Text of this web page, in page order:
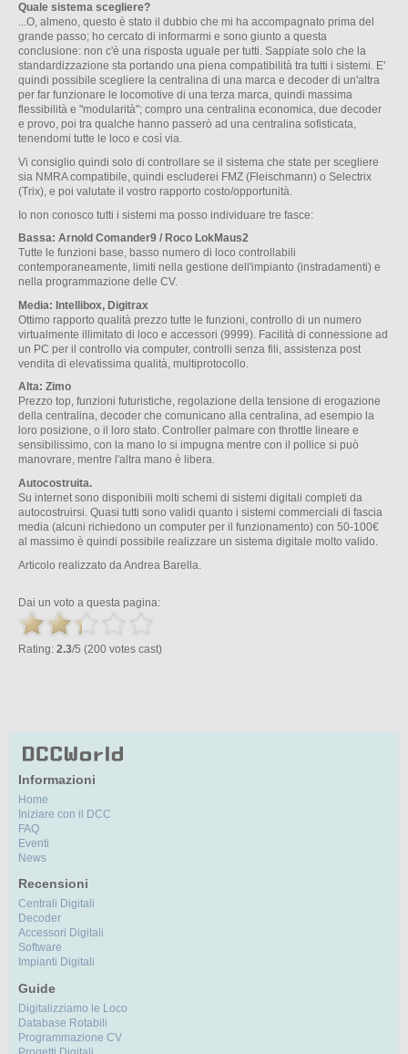
Quale sistema scegliere?
...O, almeno, questo è stato il dubbio che mi ha accompagnato prima del
grande passo; ho cercato di informarmi e sono giunto a questa
conclusione: non c'è una risposta uguale per tutti. Sappiate solo che la
standardizzazione sta portando una piena compatibilità tra tutti i sistemi. E'
quindi possibile scegliere la centralina di una marca e decoder di un'altra
per far funzionare le locomotive di una terza marca, quindi massima
flessibilità e "modularità"; compro una centralina economica, due decoder
e provo, poi tra qualche hanno passerò ad una centralina sofisticata,
tenendomi tutte le loco e così via.
Vi consiglio quindi solo di controllare se il sistema che state per scegliere
sia NMRA compatibile, quindi escluderei FMZ (Fleischmann) o Selectrix
(Trix), e poi valutate il vostro rapporto costo/opportunità.
Io non conosco tutti i sistemi ma posso individuare tre fasce:
Bassa: Arnold Comander9 / Roco LokMaus2
Tutte le funzioni base, basso numero di loco controllabili
contemporaneamente, limiti nella gestione dell'impianto (instradamenti) e
nella programmazione delle CV.
Media: Intellibox, Digitrax
Ottimo rapporto qualità prezzo tutte le funzioni, controllo di un numero
virtualmente illimitato di loco e accessori (9999). Facilità di connessione ad
un PC per il controllo via computer, controlli senza fili, assistenza post
vendita di elevatissima qualità, multiprotocollo.
Alta: Zimo
Prezzo top, funzioni futuristiche, regolazione della tensione di erogazione
della centralina, decoder che comunicano alla centralina, ad esempio la
loro posizione, o il loro stato. Controller palmare con throttle lineare e
sensibilissimo, con la mano lo si impugna mentre con il pollice si può
manovrare, mentre l'altra mano è libera.
Autocostruita.
Su internet sono disponibili molti schemi di sistemi digitali completi da
autocostruirsi. Quasi tutti sono validi quanto i sistemi commerciali di fascia
media (alcuni richiedono un computer per il funzionamento) con 50-100€
al massimo è quindi possibile realizzare un sistema digitale molto valido.
Articolo realizzato da Andrea Barella.
Dai un voto a questa pagina:
Rating: 2.3/5 (200 votes cast)
Informazioni
Home
Iniziare con il DCC
FAQ
Eventi
News
Recensioni
Centrali Digitali
Decoder
Accessori Digitali
Software
Impianti Digitali
Guide
Digitalizziamo le Loco
Database Rotabili
Programmazione CV